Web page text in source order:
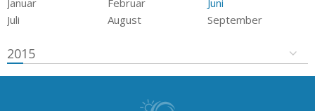
Januar Februar
Juni
Juli
August September
2015